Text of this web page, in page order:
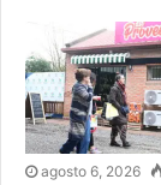
agosto 6, 2026